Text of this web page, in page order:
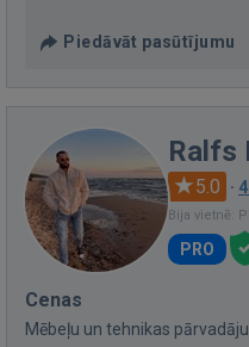
Piedāvāt pasūtījumu
Ralfs
5.0 ·
Bija vietnē:
PRO
Cenas
Mēbeļu un tehnikas